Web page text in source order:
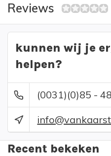
Reviews
kunnen wij je
helpen?
(0031)(0)85 -
Recent bekeken